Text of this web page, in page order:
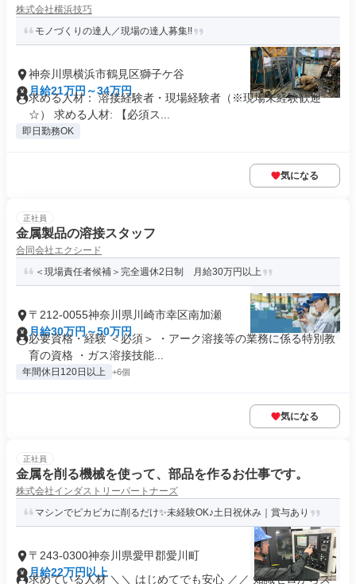
株式会社横浜技巧
モノづくりの達人／現場の達人募集!!
神奈川県横浜市鶴見区獅子ケ谷
月給21万円～34万円
求める人材： 溶接経験者・現場経験者（※現場未経験歓迎
☆） 求める人材: 【必須ス...
即日勤務OK
気になる
正社員
金属製品の溶接スタッフ
合同会社エクシード
＜現場責任者候補＞完全週休2日制 月給30万円以上
〒212-0055神奈川県川崎市幸区南加瀬
月給30万円～50万円
必要資格・経験 ＜必須＞ ・アーク溶接等の業務に係る特別教
育の資格 ・ガス溶接技能...
年間休日120日以上 +6個
気になる
正社員
金属を削る機械を使って、部品を作るお仕事です。
株式会社インダストリーパートナーズ
マシンでピカピカに削るだけ✨未経験OK♪土日祝休み｜賞与あり
〒243-0300神奈川県愛甲郡愛川町
月給22万円以上
求めている人材 ＼＼ はじめてでも安心 ／／ 知識ゼロからス